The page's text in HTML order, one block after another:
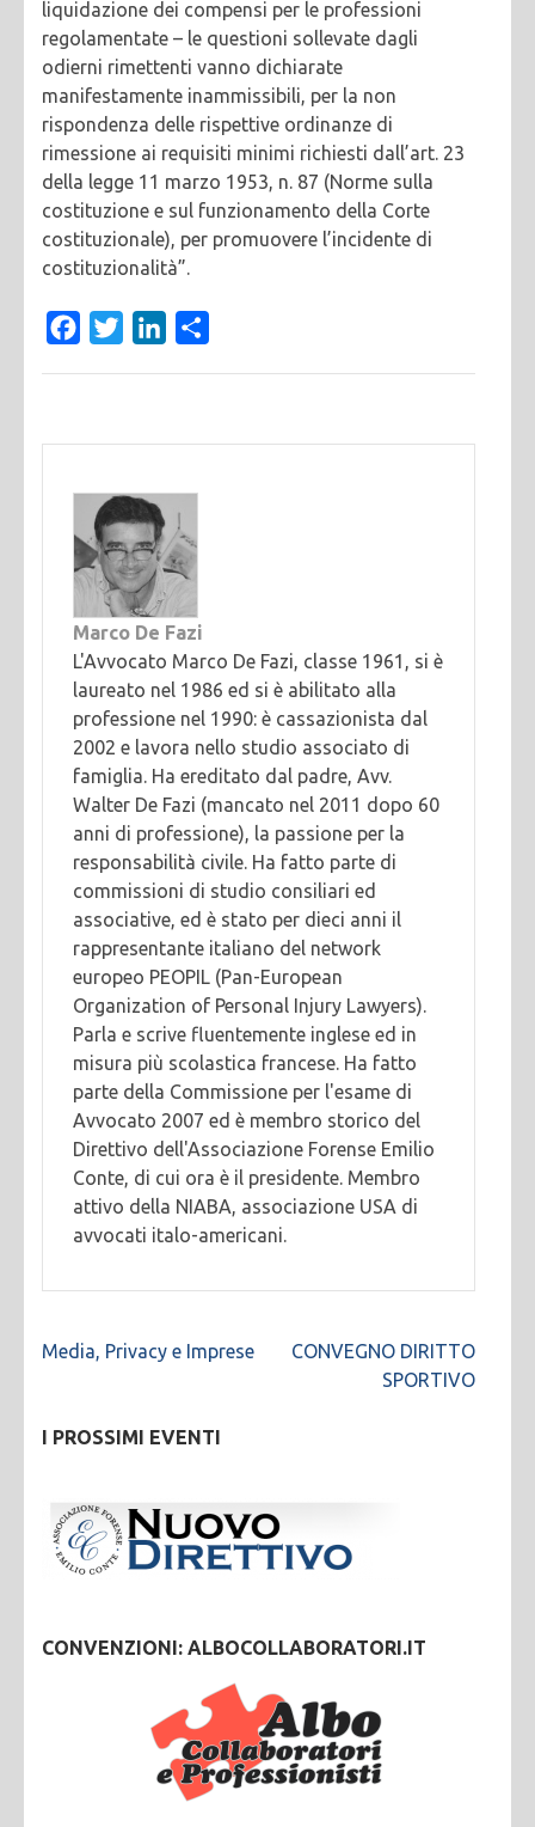
liquidazione dei compensi per le professioni
regolamentate – le questioni sollevate dagli
odierni rimettenti vanno dichiarate
manifestamente inammissibili, per la non
rispondenza delle rispettive ordinanze di
rimessione ai requisiti minimi richiesti dall’art. 23
della legge 11 marzo 1953, n. 87 (Norme sulla
costituzione e sul funzionamento della Corte
costituzionale), per promuovere l’incidente di
costituzionalità”.
FacebookTwitterLinkedIn
Marco De Fazi
L'Avvocato Marco De Fazi, classe 1961, si è
laureato nel 1986 ed si è abilitato alla
professione nel 1990: è cassazionista dal
2002 e lavora nello studio associato di
famiglia. Ha ereditato dal padre, Avv.
Walter De Fazi (mancato nel 2011 dopo 60
anni di professione), la passione per la
responsabilità civile. Ha fatto parte di
commissioni di studio consiliari ed
associative, ed è stato per dieci anni il
rappresentante italiano del network
europeo PEOPIL (Pan-European
Organization of Personal Injury Lawyers).
Parla e scrive fluentemente inglese ed in
misura più scolastica francese. Ha fatto
parte della Commissione per l'esame di
Avvocato 2007 ed è membro storico del
Direttivo dell'Associazione Forense Emilio
Conte, di cui ora è il presidente. Membro
attivo della NIABA, associazione USA di
avvocati italo-americani.
Navigazione
Media, Privacy e Imprese
CONVEGNO DIRITTO
SPORTIVO
I PROSSIMI EVENTI
CONVENZIONI: ALBOCOLLABORATORI.IT